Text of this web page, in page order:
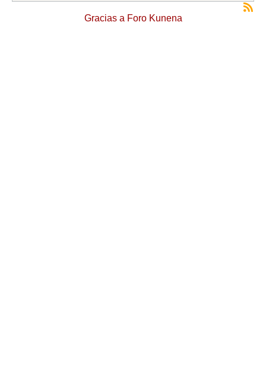
Gracias a Foro Kunena